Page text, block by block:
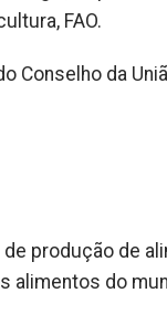
FAO.
Conselho da
produção de
alimentos do